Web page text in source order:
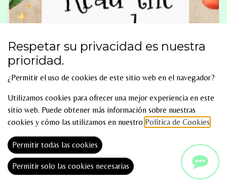
Respetar su privacidad es nuestra
prioridad.
¿Permitir el uso de cookies de este sitio web en el navegador?
Utilizamos cookies para ofrecer una mejor experiencia en este
sitio web. Puede obtener más información sobre nuestras
cookies y cómo las utilizamos en nuestro Política de Cookies
Permitir todas las cookies
Permitir solo las cookies necesarias